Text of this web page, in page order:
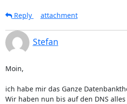
Reply
attachment
Stefan
Moin,
ich habe mir das Ganze
Wir haben nun bis auf den DNS